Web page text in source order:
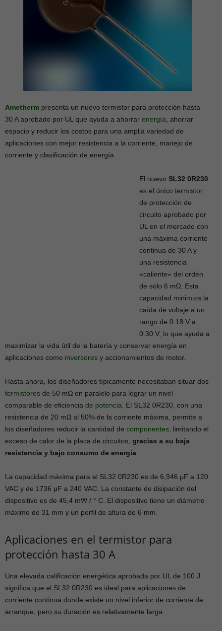
Ametherm presenta un nuevo termistor para protección hasta
30 A aprobado por UL que ayuda a ahorrar energía , ahorrar
espacio y reducir los costos para una amplia variedad de
aplicaciones con mejor resistencia a la corriente, manejo de
corriente y clasificación de energía.
El nuevo SL32 0R230
es el único termistor
de protección de
circuito aprobado por
UL en el mercado con
una máxima corriente
continua de 30 A y
una resistencia
«caliente» del orden
de sólo 6 mΩ. Esta
capacidad minimiza la
caída de voltaje a un
rango de 0.18 V a
0.30 V, lo que ayuda a
maximizar la vida útil de la batería y conservar energía en
aplicaciones como inversores y accionamientos de motor.
Hasta ahora, los diseñadores típicamente necesitaban situar dos
termistores de 50 mΩ en paralelo para lograr un nivel
comparable de eficiencia de potencia . El SL32 0R230, con una
resistencia de 20 mΩ al 50% de la corriente máxima, permite a
los diseñadores reducir la cantidad de componentes , limitando el
exceso de calor de la placa de circuitos, gracias a su baja
resistencia y bajo consumo de energía
La capacidad máxima para el SL32 0R230 es de 6,946 μF a 120
VAC y de 1736 μF a 240 VAC. La constante de disipación del
dispositivo es de 45,4 mW / ° C. El dispositivo tiene un diámetro
máximo de 31 mm y un perfil de altura de 6 mm.
Aplicaciones en el termistor para
protección hasta 30 A
Una elevada calificación energética aprobada por UL de 100 J
significa que el SL32 0R230 es ideal para aplicaciones de
corriente continua donde existe un nivel inferior de corriente de
arranque, pero su duración es relativamente larga.